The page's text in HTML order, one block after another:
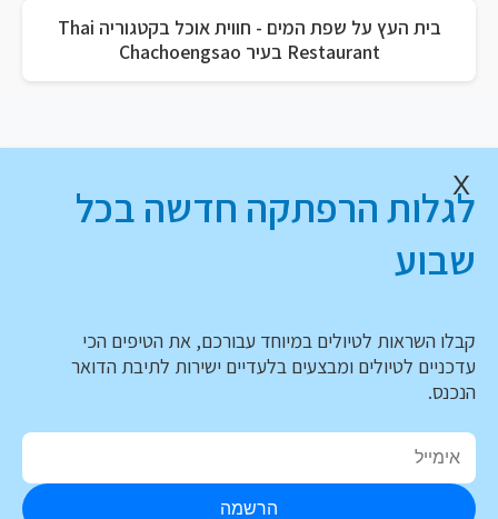
בית העץ על שפת המים - חווית אוכל בקטגוריה Thai
Restaurant בעיר Chachoengsao
X
לגלות הרפתקה חדשה בכל
שבוע
קבלו השראות לטיולים במיוחד עבורכם, את הטיפים הכי
עדכניים לטיולים ומבצעים בלעדיים ישירות לתיבת הדואר
הנכנס.
הרשמה